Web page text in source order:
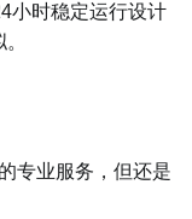
小时稳定运行设计
专业服务，但还是